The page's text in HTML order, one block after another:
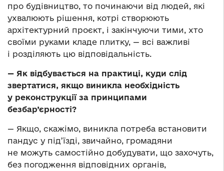
про будівництво, то починаючи від людей, які
ухвалюють рішення, котрі створюють
архітектурний проєкт, і закінчуючи тими, хто
своїми руками кладе плитку, — всі важливі
і розділяють цю відповідальність.
— Як відбувається на практиці, куди слід
звертатися, якщо виникла необхідність
у реконструкції за принципами
безбар’єрності?
— Якщо, скажімо, виникла потреба встановити
пандус у під’їзді, звичайно, громадяни
не можуть самостійно добудувати, що захочуть,
без погодження відповідних органів,